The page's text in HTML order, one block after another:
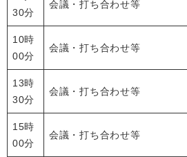
30分
会議・打ち合わせ等
10時
00分
会議・打ち合わせ等
13時
30分
会議・打ち合わせ等
15時
00分
会議・打ち合わせ等